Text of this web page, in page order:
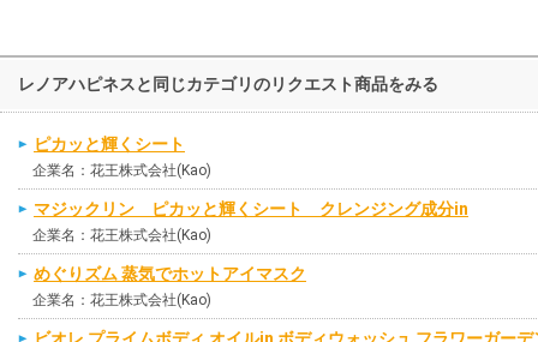
レノアハピネスと同じカテゴリのリクエスト商品をみる
ピカッと輝くシート
企業名：花王株式会社(Kao)
マジックリン ピカッと輝くシート クレンジング成分in
企業名：花王株式会社(Kao)
めぐりズム 蒸気でホットアイマスク
企業名：花王株式会社(Kao)